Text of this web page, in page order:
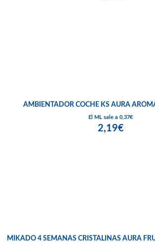
AMBIENTADOR COCHE KS AURA
El ML sale a 0,37€
2,19€
MIKADO 4 SEMANAS CRISTALINAS AURA